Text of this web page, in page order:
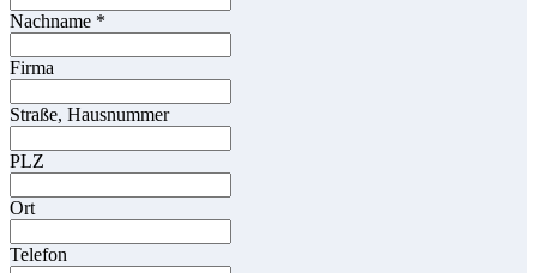
Nachname *
Firma
Straße, Hausnummer
PLZ
Ort
Telefon